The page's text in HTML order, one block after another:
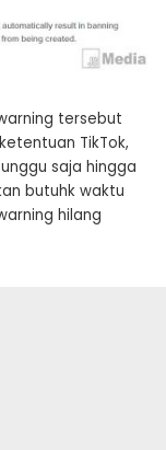
tersebut
TikTok,
saja hingga
butuhk waktu
hilang